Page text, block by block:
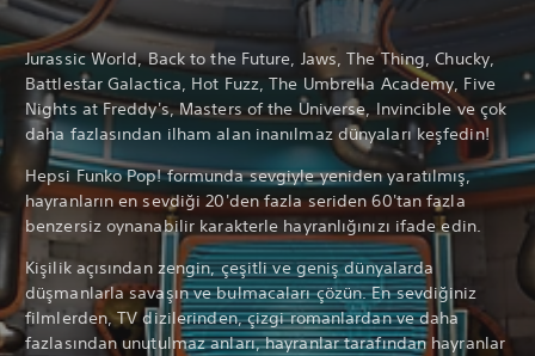
Jurassic World, Back to the Future, Jaws, The Thing, Chucky,
Battlestar Galactica, Hot Fuzz, The Umbrella Academy, Five
Nights at Freddy's, Masters of the Universe, Invincible ve çok
daha fazlasından ilham alan inanılmaz dünyaları keşfedin!
Hepsi Funko Pop! formunda sevgiyle yeniden yaratılmış,
hayranların en sevdiği 20'den fazla seriden 60'tan fazla
benzersiz oynanabilir karakterle hayranlığınızı ifade edin.
Kişilik açısından zengin, çeşitli ve geniş dünyalarda
düşmanlarla savaşın ve bulmacaları çözün. En sevdiğiniz
filmlerden, TV dizilerinden, çizgi romanlardan ve daha
fazlasından unutulmaz anları, hayranlar tarafından hayranlar